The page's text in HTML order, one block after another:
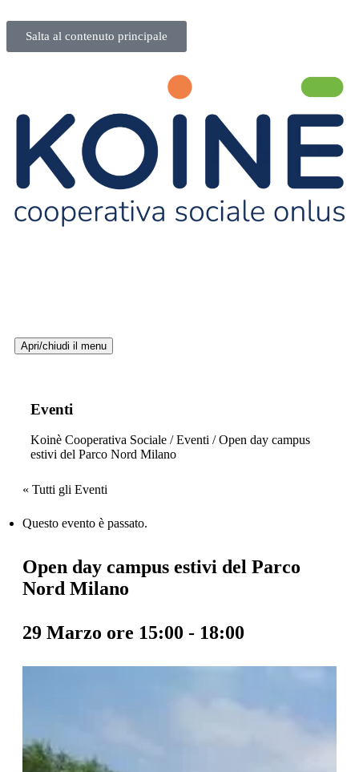
Salta al contenuto principale
Apri/chiudi il menu
Eventi
Koinè Cooperativa Sociale /Eventi /Open day campus
estivi del Parco Nord Milano
« Tutti gli Eventi
Questo evento è passato.
Open day campus estivi del Parco
Nord Milano
29 Marzo ore 15:00 - 18:00